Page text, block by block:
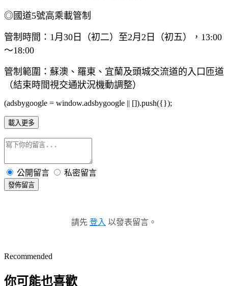
◎國道5號高乘載管制
管制時間：1月30日（初二）至2月2日（初五），13:00
～18:00
管制範圍：蘇澳、羅東、宜蘭及頭城交流道的入口匝道
（結束時間視交通狀況機動調整）
(adsbygoogle = window.adsbygoogle || []).push({});
載入更多
公開留言 私密留言
發佈留言
請先 登入 以發表留言。
Recommended
你可能也喜歡